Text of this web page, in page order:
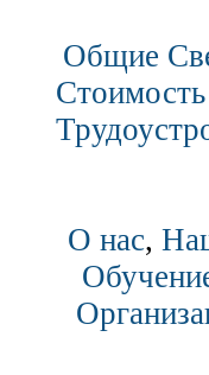
Общие
О нас,